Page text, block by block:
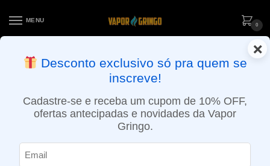
MENU
0
ENTREGA NO MESMO DIA EM SÃO PAULO (SEG A SEX): PEDIDOS
APROVADOS ATÉ 15:30 VIA MOTOBOY
×
Desconto exclusivo só pra quem se
inscreve!
Cadastre-se e receba um cupom de 10% OFF,
ofertas antecipadas e novidades da Vapor
Gringo.